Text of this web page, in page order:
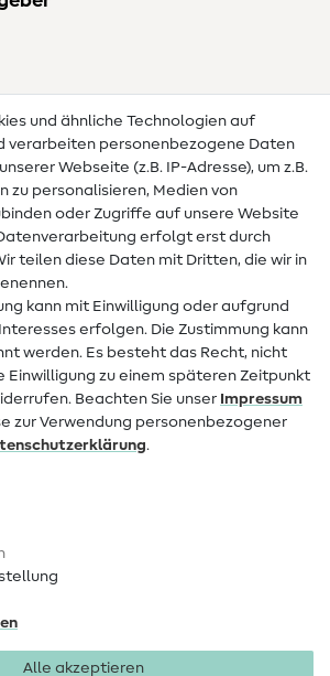
und ähnliche Technologien auf
verarbeiten personenbezogene Daten
Webseite (z.B. IP-Adresse), um z.B.
zu personalisieren, Medien von
oder Zugriffe auf unsere Website
erfolgt erst durch
teilen diese Daten mit Dritten, die wir in
kann mit Einwilligung oder aufgrund
erfolgen. Die Zustimmung kann
werden. Es besteht das Recht, nicht
Einwilligung zu einem späteren Zeitpunkt
Beachten Sie unser Impressum
zur Verwendung personenbezogener
.
Alle akzeptieren